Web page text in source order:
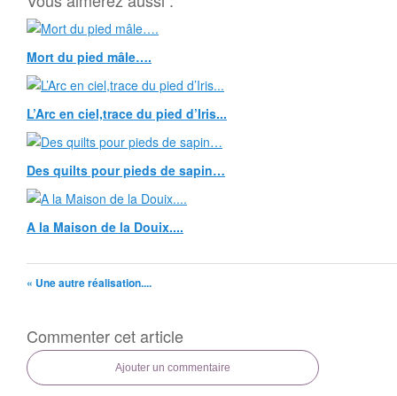
Mort du pied mâle….
L’Arc en ciel,trace du pied d’Iris...
Des quilts pour pieds de sapin…
A la Maison de la Douix....
« Une autre réalisation....
Commenter cet article
Ajouter un commentaire